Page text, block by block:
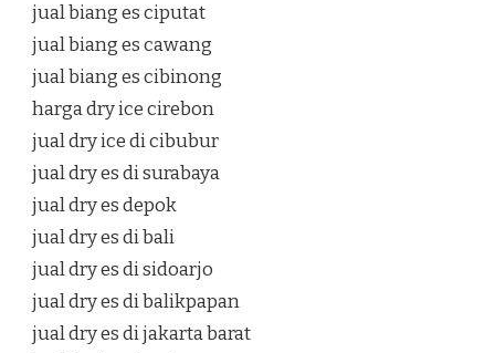
jual biang es ciputat
jual biang es cawang
jual biang es cibinong
harga dry ice cirebon
jual dry ice di cibubur
jual dry es di surabaya
jual dry es depok
jual dry es di bali
jual dry es di sidoarjo
jual dry es di balikpapan
jual dry es di jakarta barat